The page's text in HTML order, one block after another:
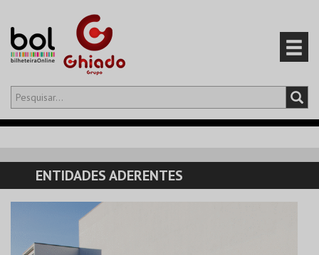
Olá,iniciar sessão
CARRINHO
EVENTOS
ENTIDADES ADERENTES